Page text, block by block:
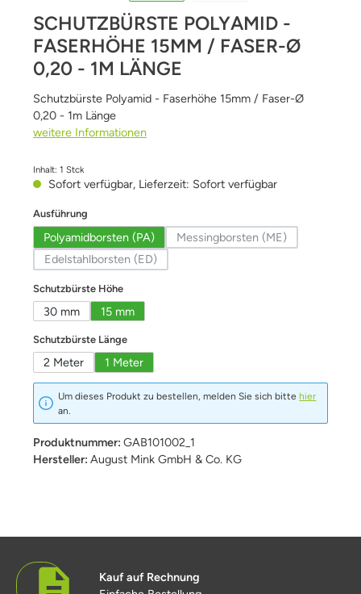
SCHUTZBÜRSTE POLYAMID -
FASERHÖHE 15MM / FASER-Ø
0,20 - 1M LÄNGE
Schutzbürste Polyamid - Faserhöhe 15mm / Faser-Ø
0,20 - 1m Länge
weitere Informationen
Inhalt: 1 Stck
Sofort verfügbar, Lieferzeit: Sofort verfügbar
Ausführung
Polyamidborsten (PA) Messingborsten (ME)
(Diese Option ist zurzeit
Edelstahlborsten (ED)(Diese Option ist zurzeit nicht verfügbar.)
Schutzbürste Höheauswählen
30 mm 15 mm
Schutzbürste Längeauswählen
2 Meter 1 Meter
Um dieses Produkt zu bestellen, melden Sie sich bittehier
an.
Produktnummer: GAB101002_1
Hersteller: August Mink GmbH & Co. KG
Kauf auf Rechnung